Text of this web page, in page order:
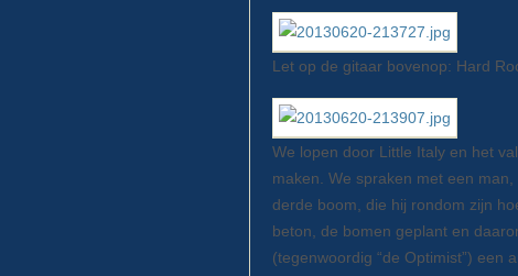
Let op de gitaar bovenop: Hard
We lopen door Little Italy en het
maken. We spraken met een
derde boom, die hij rondom zijn
beton, de bomen geplant en
(tegenwoordig “de Optimist”) een